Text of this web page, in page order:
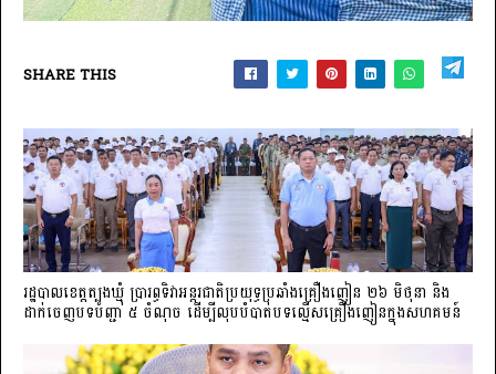
SHARE THIS
រដ្ឋបាលខេត្តត្បូងឃ្មុំ ប្រារព្ធទិវាអន្តរជាតិប្រយុទ្ធប្រឆាំងគ្រឿងញៀន ២៦ មិថុនា និង
ដាក់ចេញបទបញ្ជា ៥ ចំណុច ដើម្បីលុបបំបាត់បទល្មើសគ្រឿងញៀនក្នុងសហគមន៍